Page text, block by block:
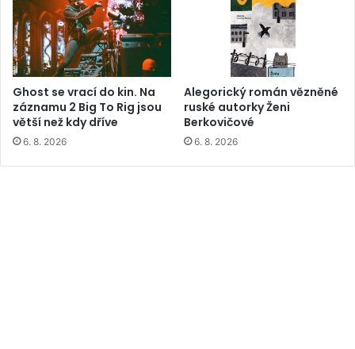
Ghost se vrací do kin. Na
záznamu 2 Big To Rig jsou
větší než kdy dříve
6. 8. 2026
Alegorický román vězněné
ruské autorky Ženi
Berkovičové
6. 8. 2026